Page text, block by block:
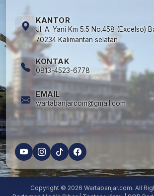
KANTOR
Jl. A. Yani Km 5.5 No.458 (Excelso)
70234 Kalimantan selatan
KONTAK
0813-4523-6778
EMAIL
wartabanjarcom@gmail.com
Copyright © 2026 Wartabanjar.com. All